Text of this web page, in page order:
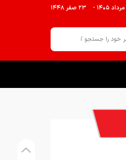
- ۲۳ صفر ۱۴۴۸